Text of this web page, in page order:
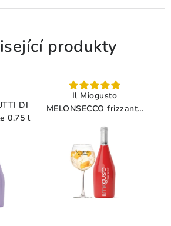
produkty
DI
0,75 l
Il Miogusto
MELONSECCO frizzante